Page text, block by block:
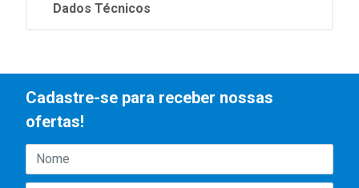
Dados Técnicos
Cadastre-se para receber nossas
ofertas!